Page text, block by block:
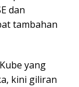
dan
tambahan
yang
kini giliran